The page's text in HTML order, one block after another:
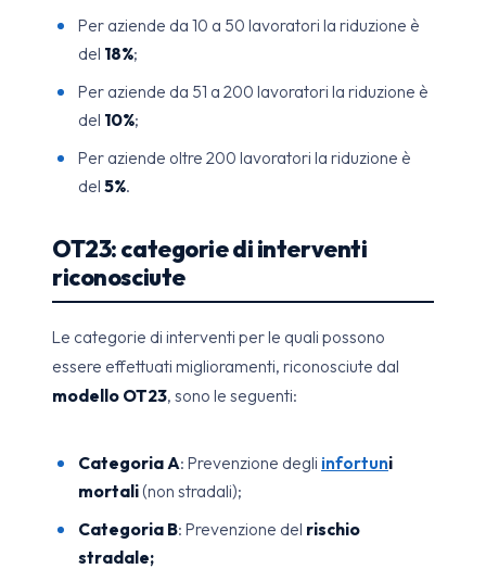
Per aziende da 10 a 50 lavoratori la riduzione è
del 18%;
Per aziende da 51 a 200 lavoratori la riduzione è
del 10%;
Per aziende oltre 200 lavoratori la riduzione è
del 5%.
OT23: categorie di interventi
riconosciute
Le categorie di interventi per le quali possono
essere effettuati miglioramenti, riconosciute dal
modello OT23, sono le seguenti:
Categoria A: Prevenzione degli infortuni
mortali (non stradali);
Categoria B: Prevenzione del rischio
stradale;